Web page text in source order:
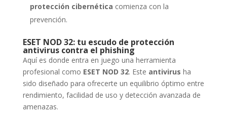
protección cibernética comienza con la
prevención.
ESET NOD 32: tu escudo de protección
antivirus contra el phishing
Aquí es donde entra en juego una herramienta
profesional como ESET NOD 32. Este antivirus ha
sido diseñado para ofrecerte un equilibrio óptimo entre
rendimiento, facilidad de uso y detección avanzada de
amenazas.